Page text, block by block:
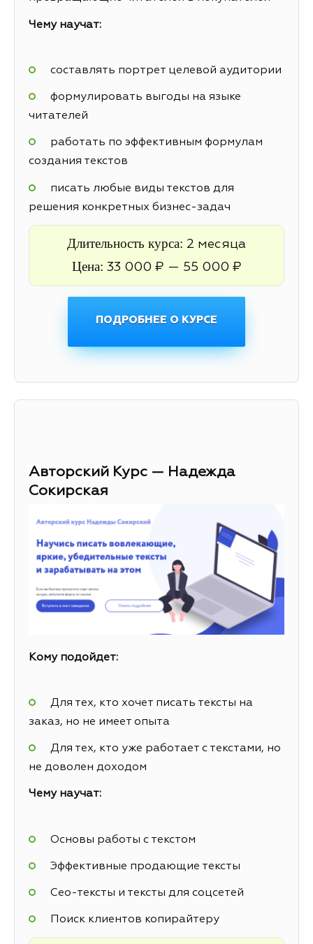
Чему научат:
составлять портрет целевой аудитории
формулировать выгоды на языке
читателей
работать по эффективным формулам
создания текстов
писать любые виды текстов для
решения конкретных бизнес-задач
Длительность курса: 2 месяца
Цена: 33 000 ₽ — 55 000 ₽
ПОДРОБНЕЕ О КУРСЕ
Авторский Курс — Надежда
Сокирская
Кому подойдет:
Для тех, кто хочет писать тексты на
заказ, но не имеет опыта
Для тех, кто уже работает с текстами, но
не доволен доходом
Чему научат:
Основы работы с текстом
Эффективные продающие тексты
Сео-тексты и тексты для соцсетей
Поиск клиентов копирайтеру